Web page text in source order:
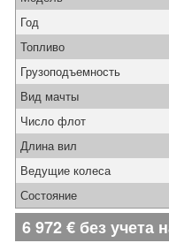
Год
Топливо
Грузоподъемность
Вид мачты
Число флот
Длина вил
Ведущие колеса
Состояние
6 972 € без учета